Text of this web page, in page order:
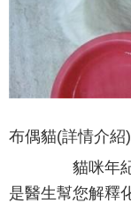
布偶貓(詳情介紹)
貓咪年紀
是醫生幫您解釋